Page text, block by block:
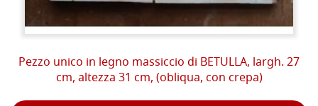
Pezzo unico in legno massiccio di BETULLA, largh. 27
cm, altezza 31 cm, (obliqua, con crepa)